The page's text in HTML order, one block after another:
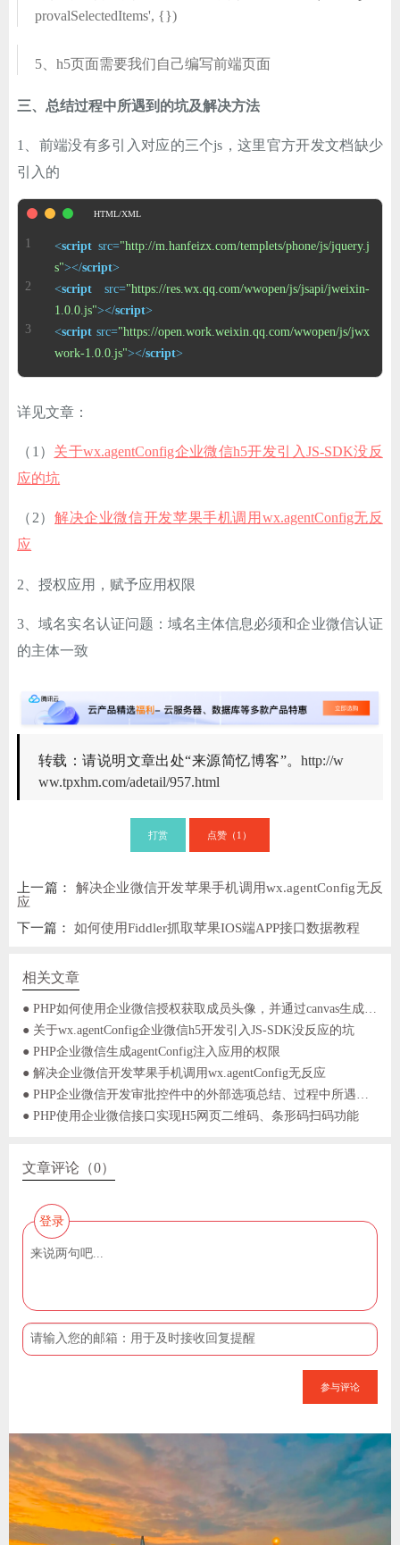
provalSelectedItems', {})
5、h5页面需要我们自己编写前端页面
三、总结过程中所遇到的坑及解决方法
1、前端没有多引入对应的三个js，这里官方开发文档缺少
引入的
<script src="http://m.hanfeizx.com/templets/phone/js/jquery.j
s"></script>
<script src="https://res.wx.qq.com/wwopen/js/jsapi/jweixin-
1.0.0.js"></script>
<script src="https://open.work.weixin.qq.com/wwopen/js/jwx
work-1.0.0.js"></script>
详见文章：
（1） 关于wx.agentConfig企业微信h5开发引入JS-SDK没反
应的坑
（2）解决企业微信开发苹果手机调用wx.agentConfig无反
应
2、授权应用，赋予应用权限
3、域名实名认证问题：域名主体信息必须和企业微信认证
的主体一致
转载：请说明文章出处“来源简忆博客”。http://w
ww.tpxhm.com/adetail/957.html
打赏 点赞（ 1 ）
上一篇： 解决企业微信开发苹果手机调用wx.agentConfig无反
应
下一篇：如何使用Fiddler抓取苹果IOS端APP接口数据教程
相关文章
● PHP如何使用企业微信授权获取成员头像，并通过canvas生成头像
● 关于wx.agentConfig企业微信h5开发引入JS-SDK没反应的坑
● PHP企业微信生成agentConfig注入应用的权限
● 解决企业微信开发苹果手机调用wx.agentConfig无反应
● PHP使用企业微信接口实现H5网页二维码、条形码扫码功能
文章评论（0）
登录
参与评论